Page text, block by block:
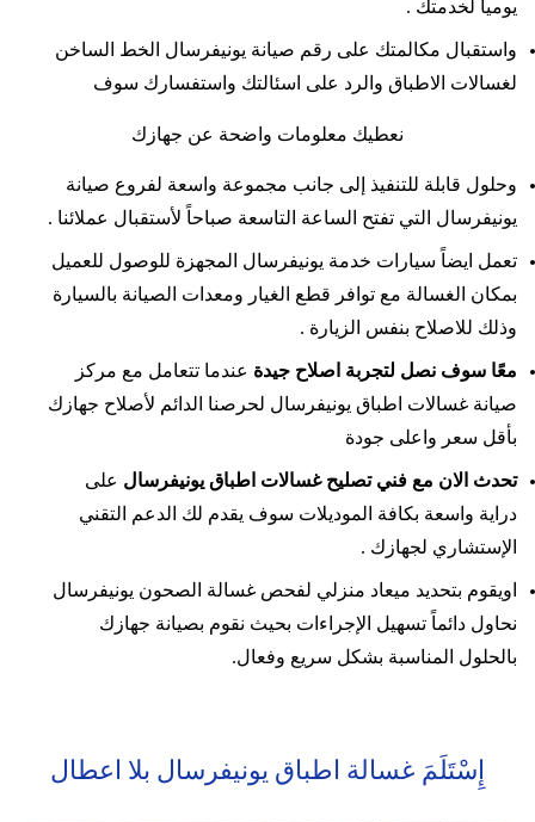
يومياً لخدمتك .
واستقبال مكالمتك على رقم صيانة يونيفرسال الخط الساخن
لغسالات الاطباق والرد على اسئالتك واستفسارك سوف
نعطيك معلومات واضحة عن جهازك
وحلول قابلة للتنفيذ إلى جانب مجموعة واسعة لفروع صيانة
يونيفرسال التي تفتح الساعة التاسعة صباحاً لأستقبال عملائنا .
تعمل ايضاً سيارات خدمة يونيفرسال المجهزة للوصول للعميل
بمكان الغسالة مع توافر قطع الغيار ومعدات الصيانة بالسيارة
وذلك للاصلاح بنفس الزيارة .
معًا سوف نصل لتجربة اصلاح جيدة عندما تتعامل مع مركز
صيانة غسالات اطباق يونيفرسال لحرصنا الدائم لأصلاح جهازك
بأقل سعر واعلى جودة
تحدث الان مع فني تصليح غسالات اطباق يونيفرسال على
دراية واسعة بكافة الموديلات سوف يقدم لك الدعم التقني
الإستشاري لجهازك .
اويقوم بتحديد ميعاد منزلي لفحص غسالة الصحون يونيفرسال
نحاول دائماً تسهيل الإجراءات بحيث نقوم بصيانة جهازك
بالحلول المناسبة بشكل سريع وفعال.
إِسْتَلَمَ غسالة اطباق يونيفرسال بلا اعطال